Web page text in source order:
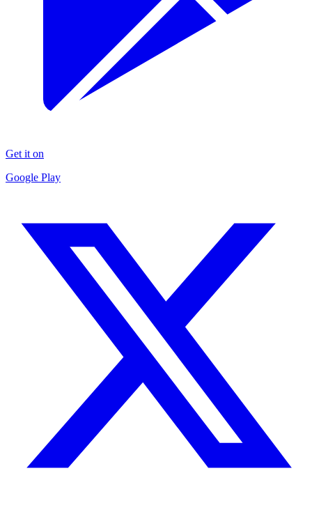
Get it on
Google Play